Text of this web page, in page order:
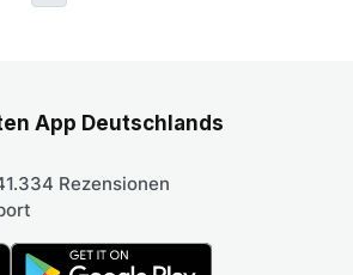
App Deutschlands
Rezensionen